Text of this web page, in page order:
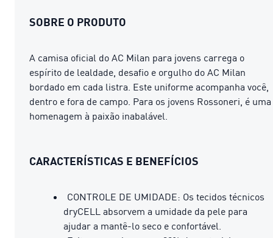
SOBRE O PRODUTO
A camisa oficial do AC Milan para jovens carrega o
espírito de lealdade, desafio e orgulho do AC Milan
bordado em cada listra. Este uniforme acompanha você,
dentro e fora de campo. Para os jovens Rossoneri, é uma
homenagem à paixão inabalável.
CARACTERÍSTICAS E BENEFÍCIOS
CONTROLE DE UMIDADE: Os tecidos técnicos
dryCELL absorvem a umidade da pele para
ajudar a mantê-lo seco e confortável.